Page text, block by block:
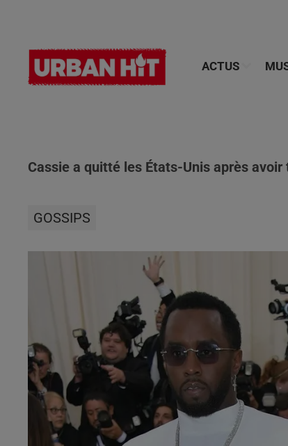
ACTUS
Cassie a quitté les États-Unis après
GOSSIPS